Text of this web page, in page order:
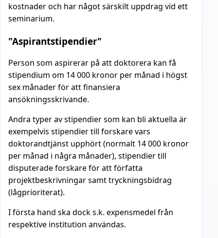
kostnader och har något särskilt uppdrag vid ett
seminarium.
"Aspirantstipendier"
Person som aspirerar på att doktorera kan få
stipendium om 14 000 kronor per månad i högst
sex månader för att finansiera
ansökningsskrivande.
Andra typer av stipendier som kan bli aktuella är
exempelvis stipendier till forskare vars
doktorandtjänst upphört (normalt 14 000 kronor
per månad i några månader), stipendier till
disputerade forskare för att författa
projektbeskrivningar samt tryckningsbidrag
(lågprioriterat).
I första hand ska dock s.k. expensmedel från
respektive institution användas.